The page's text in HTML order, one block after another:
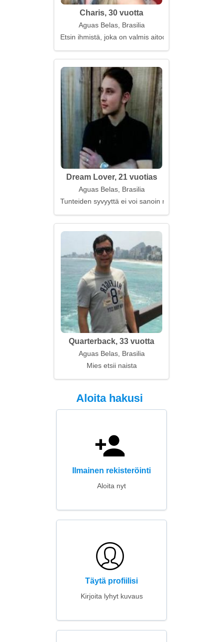
Charis, 30 vuotta
Aguas Belas, Brasilia
Etsin ihmistä, joka on valmis aitoon rakkauteen
Dream Lover, 21 vuotias
Aguas Belas, Brasilia
Tunteiden syvyyttä ei voi sanoin mitata
Quarterback, 33 vuotta
Aguas Belas, Brasilia
Mies etsii naista
Aloita hakusi
Ilmainen rekisteröinti
Aloita nyt
Täytä profiilisi
Kirjoita lyhyt kuvaus